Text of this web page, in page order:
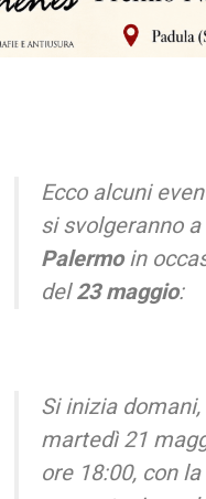
Ecco alcuni
si svolgeranno a
Palermoin
del23 maggio:
Si inizia domani,
martedì 21
ore 18:00, con la